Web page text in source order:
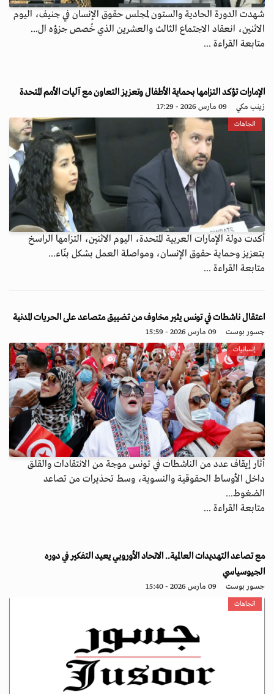
شهدت الدورة الحادية والستون لمجلس حقوق الإنسان في جنيف، اليوم
الاثنين، انعقاد الاجتماع الثالث والعشرين الذي خُصص جزؤه ال...
متابعة القراءة ...
الإمارات تؤكد التزامها بحماية الأطفال وتعزيز التعاون مع آليات الأمم المتحدة
زينب مكي 09 مارس 2026 - 17:29
اتجاهات
أكدت دولة الإمارات العربية المتحدة، اليوم الاثنين، التزامها الراسخ
بتعزيز وحماية حقوق الإنسان، ومواصلة العمل بشكل بنّاء...
متابعة القراءة ...
اعتقال ناشطات في تونس يثير مخاوف من تضييق متصاعد على الحريات المدنية
جسور بوست 09 مارس 2026 - 15:59
إنسانيات
أثار إيقاف عدد من الناشطات في تونس موجة من الانتقادات والقلق
داخل الأوساط الحقوقية والنسوية، وسط تحذيرات من تصاعد
الضغوط...
متابعة القراءة ...
مع تصاعد التهديدات العالمية.. الاتحاد الأوروبي يعيد التفكير في دوره
الجيوسياسي
جسور بوست 09 مارس 2026 - 15:40
اتجاهات